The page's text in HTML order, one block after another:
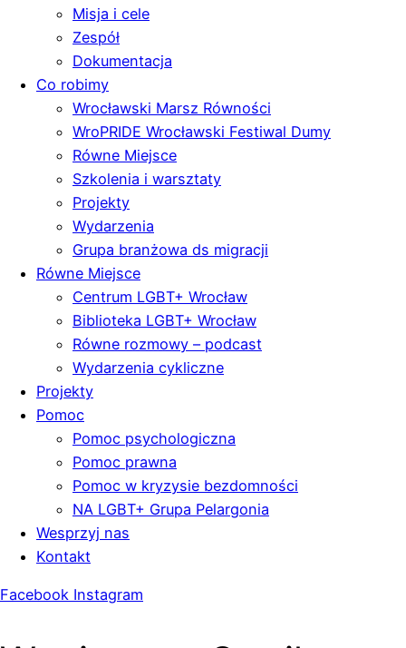
Misja i cele
Zespół
Dokumentacja
Co robimy
Wrocławski Marsz Równości
WroPRIDE Wrocławski Festiwal Dumy
Równe Miejsce
Szkolenia i warsztaty
Projekty
Wydarzenia
Grupa branżowa ds migracji
Równe Miejsce
Centrum LGBT+ Wrocław
Biblioteka LGBT+ Wrocław
Równe rozmowy – podcast
Wydarzenia cykliczne
Projekty
Pomoc
Pomoc psychologiczna
Pomoc prawna
Pomoc w kryzysie bezdomności
NA LGBT+ Grupa Pelargonia
Wesprzyj nas
Kontakt
Facebook Instagram